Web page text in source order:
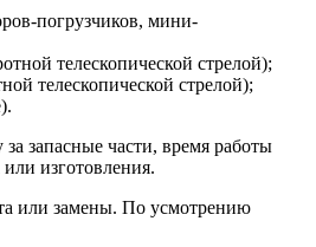
погрузчиков, мини-
телескопической стрелой);
телескопической стрелой);
запасные части, время работы
изготовления.
или замены. По усмотрению